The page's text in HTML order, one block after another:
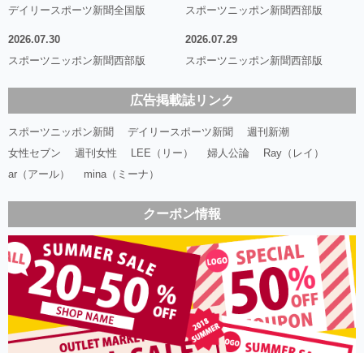
デイリースポーツ新聞全国版
スポーツニッポン新聞西部版
2026.07.30
スポーツニッポン新聞西部版
2026.07.29
スポーツニッポン新聞西部版
広告掲載誌リンク
スポーツニッポン新聞 デイリースポーツ新聞
週刊新潮
女性セブン
週刊女性 LEE（リー） 婦人公論
Ray（レイ）
ar（アール）
mina（ミーナ）
クーポン情報